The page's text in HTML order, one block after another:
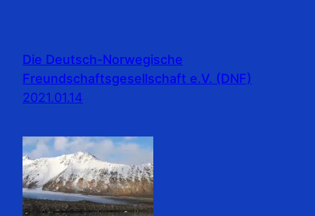
Die Deutsch-Norwegische
Freundschaftsgesellschaft e.V. (DNF)
2021.01.14